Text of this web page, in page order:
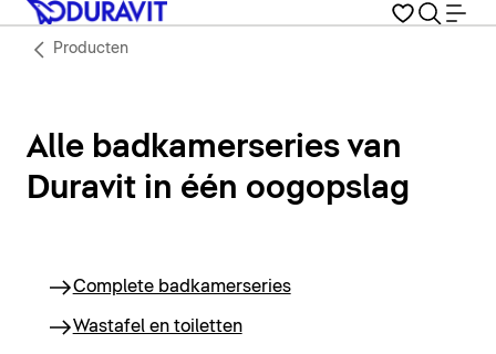
Producten
Alle badkamerseries van
Duravit in één oogopslag
Complete badkamerseries
Wastafel en toiletten